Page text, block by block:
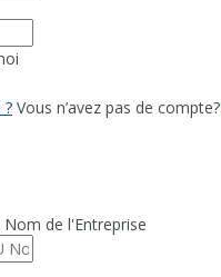
Vous n’avez pas de compte?
de l'Entreprise